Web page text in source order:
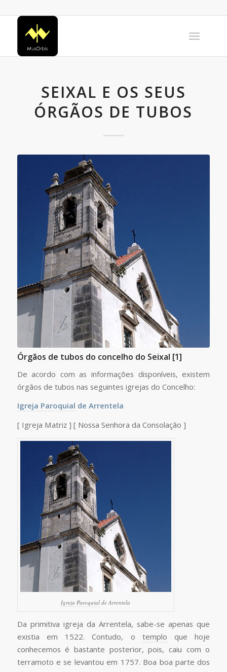
SEIXAL E OS SEUS
ÓRGÃOS DE TUBOS
Órgãos de tubos do concelho do Seixal [1]
De acordo com as informações disponíveis, existem
órgãos de tubos nas seguintes igrejas do Concelho:
Igreja Paroquial de Arrentela
[ Igreja Matriz ] [ Nossa Senhora da Consolação ]
Igreja Paroquial de Arrentela
Da primitiva igreja da Arrentela, sabe-se apenas que
existia em 1522. Contudo, o templo que hoje
conhecemos é bastante posterior, pois, caiu com o
terramoto e se levantou em 1757. Boa boa parte dos